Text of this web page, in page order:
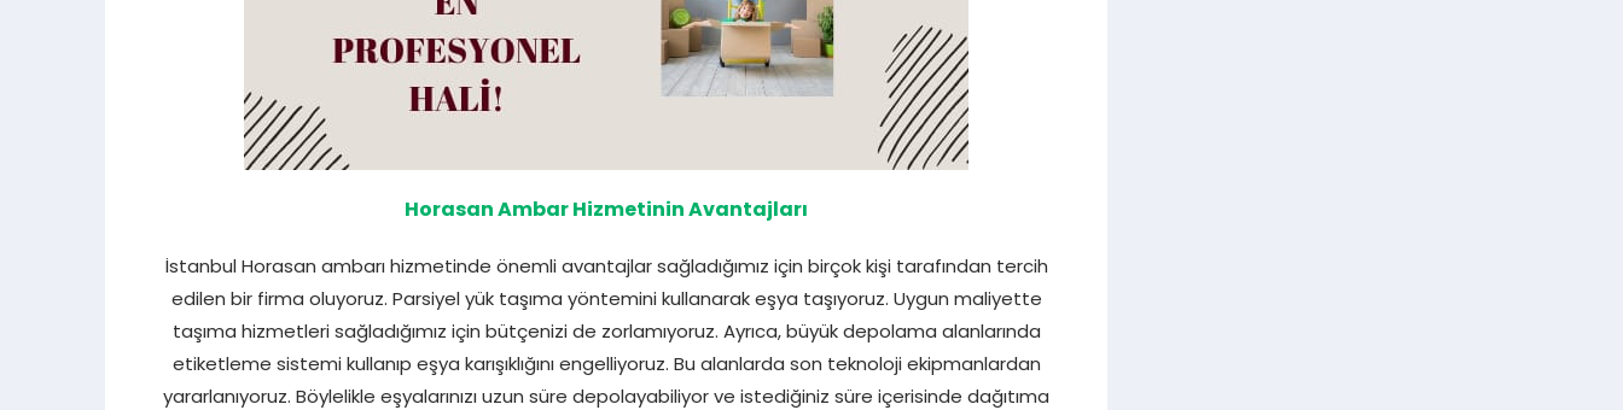
Horasan Ambar Hizmetinin Avantajları
İstanbul Horasan ambarı hizmetinde önemli avantajlar sağladığımız için birçok kişi tarafından tercih
edilen bir firma oluyoruz. Parsiyel yük taşıma yöntemini kullanarak eşya taşıyoruz. Uygun maliyette
taşıma hizmetleri sağladığımız için bütçenizi de zorlamıyoruz. Ayrıca, büyük depolama alanlarında
etiketleme sistemi kullanıp eşya karışıklığını engelliyoruz. Bu alanlarda son teknoloji ekipmanlardan
yararlanıyoruz. Böylelikle eşyalarınızı uzun süre depolayabiliyor ve istediğiniz süre içerisinde dağıtıma